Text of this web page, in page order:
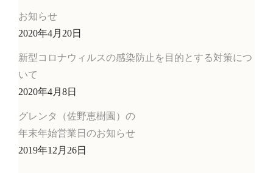
お知らせ
2020年4月20日
新型コロナウィルスの感染防止を目的とする対策につ
いて
2020年4月8日
グレンタ（佐野恵樹園）の
年末年始営業日のお知らせ
2019年12月26日